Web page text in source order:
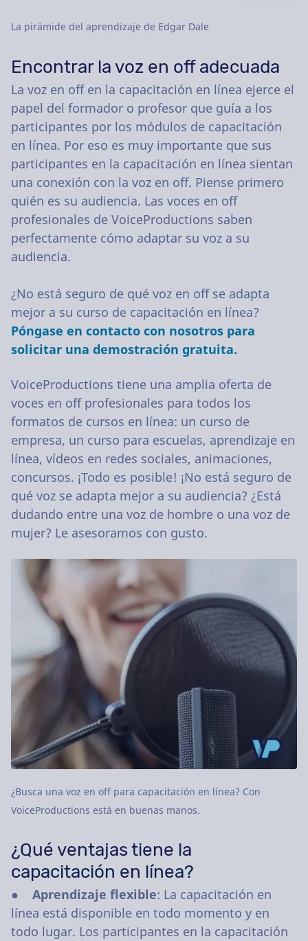
La pirámide del aprendizaje de Edgar Dale
Encontrar la voz en off adecuada
La voz en off en la capacitación en línea ejerce el
papel del formador o profesor que guía a los
participantes por los módulos de capacitación
en línea. Por eso es muy importante que sus
participantes en la capacitación en línea sientan
una conexión con la voz en off. Piense primero
quién es su audiencia. Las voces en off
profesionales de VoiceProductions saben
perfectamente cómo adaptar su voz a su
audiencia.
¿No está seguro de qué voz en off se adapta
mejor a su curso de capacitación en línea?
Póngase en contacto con nosotros para
solicitar una demostración gratuita.
VoiceProductions tiene una amplia oferta de
voces en off profesionales para todos los
formatos de cursos en línea: un curso de
empresa, un curso para escuelas, aprendizaje en
línea, vídeos en redes sociales, animaciones,
concursos. ¡Todo es posible! ¡No está seguro de
qué voz se adapta mejor a su audiencia? ¿Está
dudando entre una voz de hombre o una voz de
mujer? Le asesoramos con gusto.
¿Busca una voz en off para capacitación en línea? Con
VoiceProductions está en buenas manos.
¿Qué ventajas tiene la
capacitación en línea?
● Aprendizaje flexible: La capacitación en
línea está disponible en todo momento y en
todo lugar. Los participantes en la capacitación